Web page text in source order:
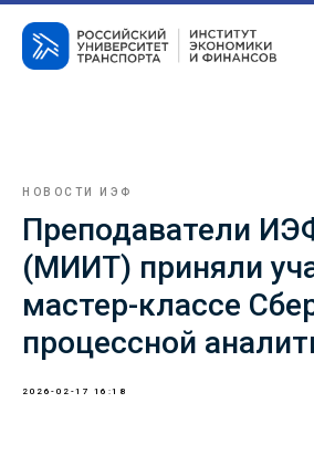
НОВОСТИ ИЭФ
Преподаватели
(МИИТ) приняли
мастер-классе
процессной
2026-02-17 16:18